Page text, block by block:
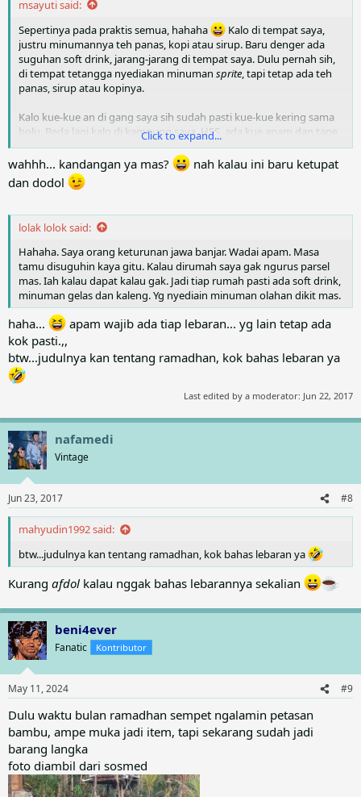
msayuti said:
Sepertinya pada praktis semua, hahaha
Kalo di tempat saya,
justru minumannya teh panas, kopi atau sirup. Baru denger ada
suguhan soft drink, jarang-jarang di tempat saya. Dulu pernah sih,
di tempat tetangga nyediakan minuman sprite , tapi tetap ada teh
panas, sirup atau kopinya.
Kalo kue-kue an di gang saya sih sudah pasti kue-kue kering sama
bolu. Beda lagi kalo di kampung saya, HSS, ada kue apam dan tape
beras, hidangan wajib semua
Dari dulu sampe sekarang
menunya tetep ini
Click to expand...
wahhh... kandangan ya mas?
nah kalau ini baru ketupat
dan dodol
lolak lolok said:
Hahaha. Saya orang keturunan jawa banjar. Wadai apam. Masa
tamu disuguhin kaya gitu. Kalau dirumah saya gak ngurus parsel
mas. Iah kalau dapat kalau gak. Jadi tiap rumah pasti ada soft drink,
minuman gelas dan kaleng. Yg nyediain minuman olahan dikit mas.
haha...
apam wajib ada tiap lebaran... yg lain tetap ada
kok pasti.,,
btw...judulnya kan tentang ramadhan, kok bahas lebaran ya
Last edited by a moderator: Jun 22, 2017
nafamedi
Vintage
Jun 23, 2017 #8
mahyudin1992 said:
btw...judulnya kan tentang ramadhan, kok bahas lebaran ya
Kurang afdol kalau nggak bahas lebarannya sekalian
beni4ever
Fanatic Kontributor
May 11, 2024 #9
Dulu waktu bulan ramadhan sempet ngalamin petasan
bambu, ampe muka jadi item, tapi sekarang sudah jadi
barang langka
foto diambil dari sosmed